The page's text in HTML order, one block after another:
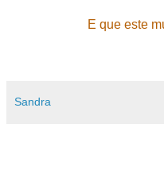
E que este
Sandra